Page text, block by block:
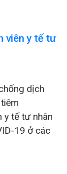
viên y tế tư
dịch
y tế tư nhân
19 ở các